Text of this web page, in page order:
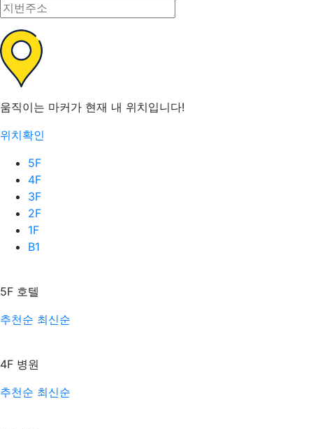
움직이는 마커가 현재 내 위치입니다!
위치확인
5F
4F
3F
2F
1F
B1
5F 호텔
추천순 최신순
4F 병원
추천순 최신순